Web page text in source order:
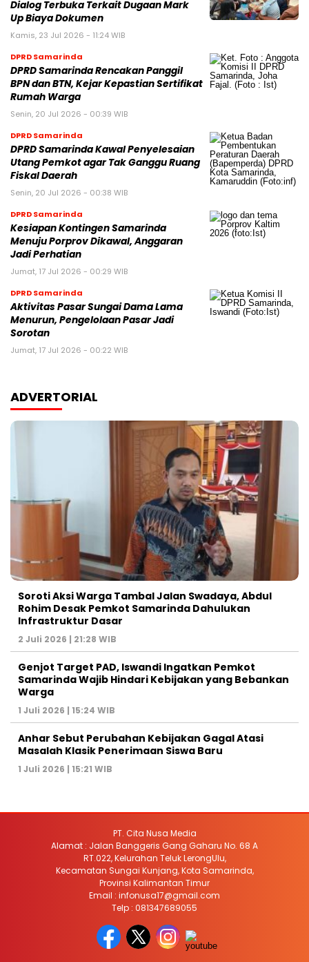
Dialog Terbuka Terkait Dugaan Mark
Up Biaya Dokumen
Kamis, 23 Jul 2026 - 11:24 WIB
DPRD Samarinda
DPRD Samarinda Rencakan Panggil
BPN dan BTN, Kejar Kepastian Sertifikat
Rumah Warga
Senin, 20 Jul 2026 - 00:39 WIB
DPRD Samarinda
DPRD Samarinda Kawal Penyelesaian
Utang Pemkot agar Tak Ganggu Ruang
Fiskal Daerah
Senin, 20 Jul 2026 - 00:38 WIB
DPRD Samarinda
Kesiapan Kontingen Samarinda
Menuju Porprov Dikawal, Anggaran
Jadi Perhatian
Jumat, 17 Jul 2026 - 00:29 WIB
DPRD Samarinda
Aktivitas Pasar Sungai Dama Lama
Menurun, Pengelolaan Pasar Jadi
Sorotan
Jumat, 17 Jul 2026 - 00:22 WIB
ADVERTORIAL
Soroti Aksi Warga Tambal Jalan Swadaya, Abdul
Rohim Desak Pemkot Samarinda Dahulukan
Infrastruktur Dasar
2 Juli 2026 | 21:28 WIB
Genjot Target PAD, Iswandi Ingatkan Pemkot
Samarinda Wajib Hindari Kebijakan yang Bebankan
Warga
1 Juli 2026 | 15:24 WIB
Anhar Sebut Perubahan Kebijakan Gagal Atasi
Masalah Klasik Penerimaan Siswa Baru
1 Juli 2026 | 15:21 WIB
PT. Cita Nusa Media
Alamat : Jalan Banggeris Gang Gaharu No. 68 A
RT.022, Kelurahan Teluk LerongUlu,
Kecamatan Sungai Kunjang, Kota Samarinda,
Provinsi Kalimantan Timur
Email : infonusa17@gmail.com
Telp : 081347689055